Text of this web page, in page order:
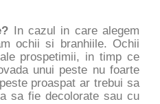
In cazul in care alegem
ochii si branhiile. Ochii
prospetimii, in timp ce
unui peste nu foarte
proaspat ar trebui sa
sa fie decolorate sau cu